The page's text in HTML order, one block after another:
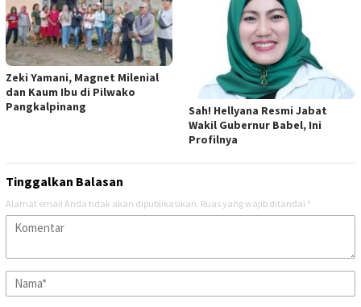
Zeki Yamani, Magnet Milenial
dan Kaum Ibu di Pilwako
Pangkalpinang
Sah! Hellyana Resmi Jabat
Wakil Gubernur Babel, Ini
Profilnya
Tinggalkan Balasan
Alamat email Anda tidak akan dipublikasikan. Ruas yang wajib ditandai *